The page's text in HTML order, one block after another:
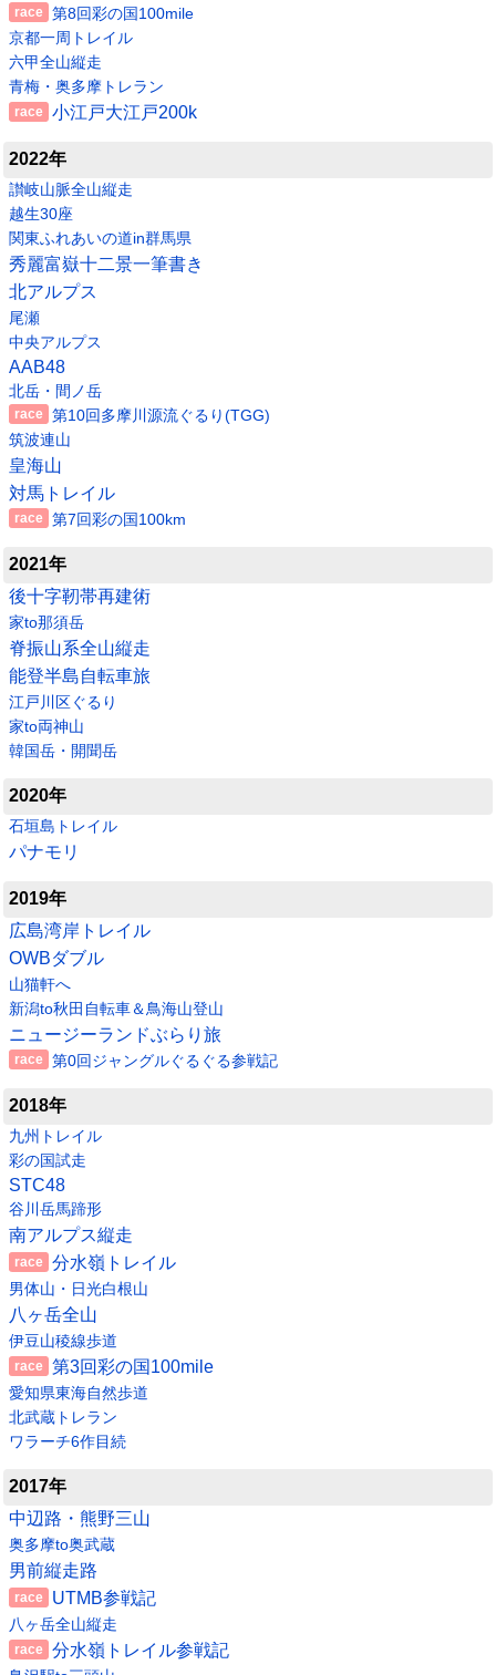
第8回彩の国100mile
京都一周トレイル
六甲全山縦走
青梅・奥多摩トレラン
小江戸大江戸200k
2022年
讃岐山脈全山縦走
越生30座
関東ふれあいの道in群馬県
秀麗富嶽十二景一筆書き
北アルプス
尾瀬
中央アルプス
AAB48
北岳・間ノ岳
第10回多摩川源流ぐるり(TGG)
筑波連山
皇海山
対馬トレイル
第7回彩の国100km
2021年
後十字靭帯再建術
家to那須岳
脊振山系全山縦走
能登半島自転車旅
江戸川区ぐるり
家to両神山
韓国岳・開聞岳
2020年
石垣島トレイル
パナモリ
2019年
広島湾岸トレイル
OWBダブル
山猫軒へ
新潟to秋田自転車＆鳥海山登山
ニュージーランドぶらり旅
第0回ジャングルぐるぐる参戦記
2018年
九州トレイル
彩の国試走
STC48
谷川岳馬蹄形
南アルプス縦走
分水嶺トレイル
男体山・日光白根山
八ヶ岳全山
伊豆山稜線歩道
第3回彩の国100mile
愛知県東海自然歩道
北武蔵トレラン
ワラーチ6作目続
2017年
中辺路・熊野三山
奥多摩to奥武蔵
男前縦走路
UTMB参戦記
八ヶ岳全山縦走
分水嶺トレイル参戦記